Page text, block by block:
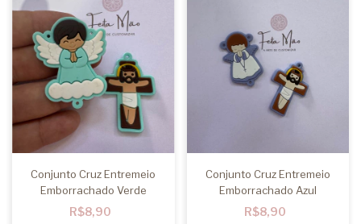
Conjunto Cruz Entremeio
Emborrachado Verde
R$8,90
Conjunto Cruz Entremeio
Emborrachado Azul
R$8,90